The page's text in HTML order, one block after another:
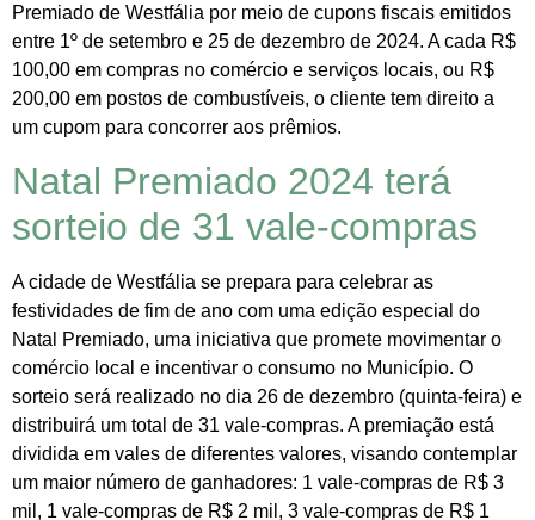
Premiado de Westfália por meio de cupons fiscais emitidos
entre 1º de setembro e 25 de dezembro de 2024. A cada R$
100,00 em compras no comércio e serviços locais, ou R$
200,00 em postos de combustíveis, o cliente tem direito a
um cupom para concorrer aos prêmios.
Natal Premiado 2024 terá
sorteio de 31 vale-compras
A cidade de Westfália se prepara para celebrar as
festividades de fim de ano com uma edição especial do
Natal Premiado, uma iniciativa que promete movimentar o
comércio local e incentivar o consumo no Município. O
sorteio será realizado no dia 26 de dezembro (quinta-feira) e
distribuirá um total de 31 vale-compras. A premiação está
dividida em vales de diferentes valores, visando contemplar
um maior número de ganhadores: 1 vale-compras de R$ 3
mil, 1 vale-compras de R$ 2 mil, 3 vale-compras de R$ 1